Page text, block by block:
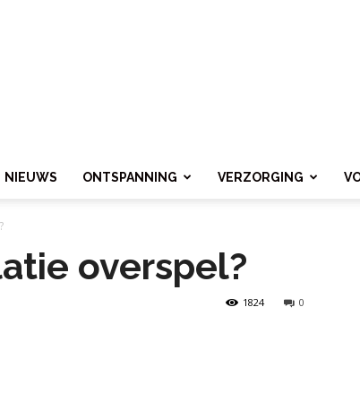
NIEUWS ONTSPANNING VERZORGING
overspel?
0
1824